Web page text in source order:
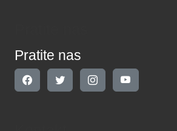
Pratite nas